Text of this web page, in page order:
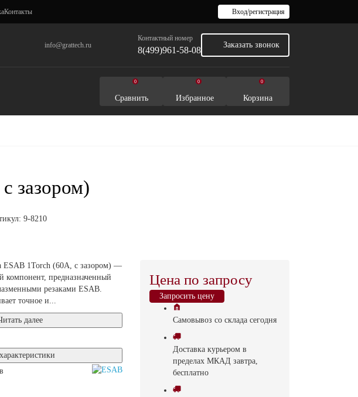
Контакты Вход/регистрация
info@grattech.ru
Контактный номер
8(499)961-58-08
Заказать звонок
0
Сравнить
0
Избранное
0
Корзина
зазором)
9-8210
Цена по запросу
Запросить цену
Самовывоз со склада cегодня
Доставка курьером в
пределах МКАД завтра,
бесплатно
ESAB 1Torch (60А, с зазором) —
компонент, предназначенный
резаками ESAB.
точное и...
далее